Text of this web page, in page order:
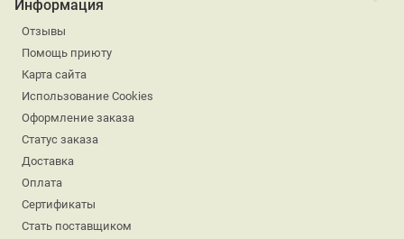
Информация
Отзывы
Помощь приюту
Карта сайта
Использование Cookies
Оформление заказа
Статус заказа
Доставка
Оплата
Сертификаты
Стать поставщиком